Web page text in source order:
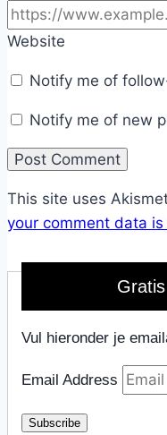
Website
Notify me of
Notify me of new
This site uses
your comment data
Vul hieronder je
Email Address
Subscribe